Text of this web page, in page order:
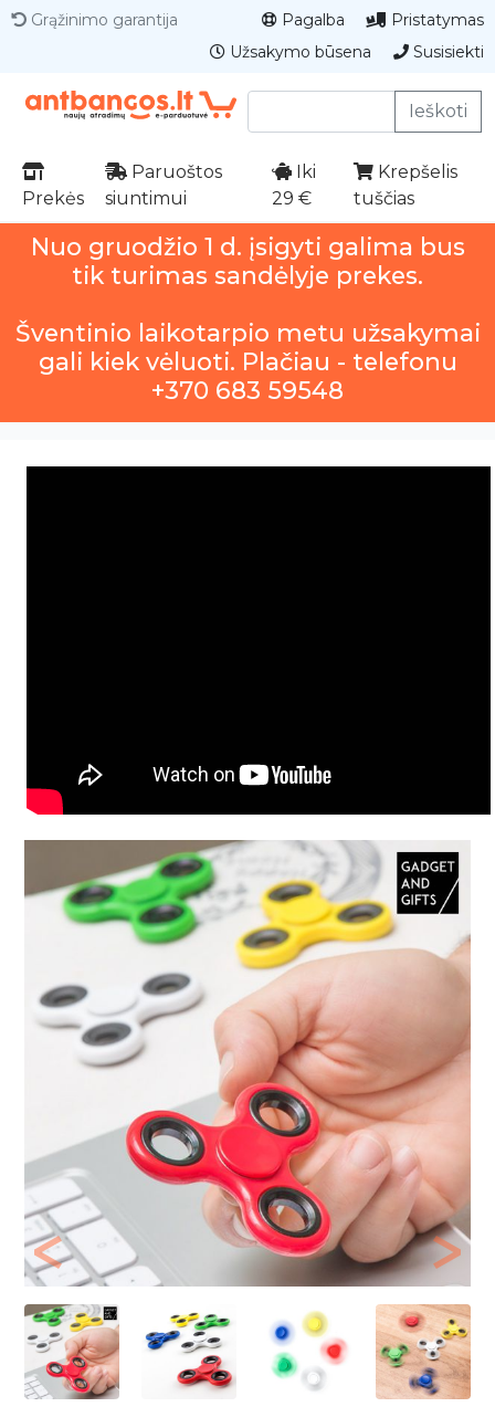
Grąžinimo garantija Pagalba
Pristatymas
Užsakymo būsena
Susisiekti
Ieškoti
Prekės
Paruoštos
siuntimui
Iki
29 €
Krepšelis
tuščias
Nuo gruodžio 1 d. įsigyti galima bus
tik turimas sandėlyje prekes.
Šventinio laikotarpio metu užsakymai
gali kiek vėluoti. Plačiau - telefonu
+370 683 59548
Previous Next